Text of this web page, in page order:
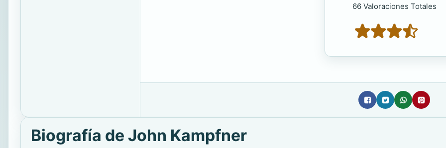
66 Valoraciones Totales
Biografía de John Kampfner